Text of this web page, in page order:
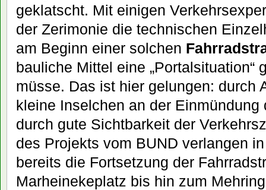
geklatscht. Mit einigen
der Zerimonie die technischen
am Beginn einer solchen
bauliche Mittel eine „Portalsituation“
müsse. Das ist hier gelungen: durch
kleine Inselchen an der Einmündung
durch gute Sichtbarkeit der
des Projekts vom BUND verlangen
bereits die Fortsetzung der
Marheinekeplatz bis hin zum